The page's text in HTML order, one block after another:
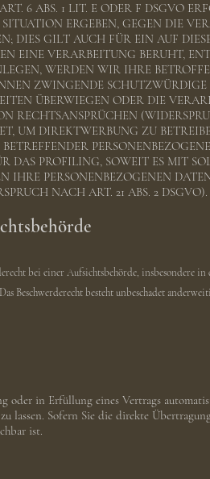
6 ABS. 1 LIT. E ODER F DSGVO
ERGEBEN, GEGEN DIE
DIES GILT AUCH FÜR EIN AUF
EINE VERARBEITUNG BERUHT,
WERDEN WIR IHRE
ZWINGENDE
ÜBERWIEGEN ODER DIE
UM DIREKTWERBUNG ZU
DAS PROFILING, SOWEIT ES MIT
IHRE PERSONENBEZOGENEN
NACH ART. 21 ABS. 2 DSGVO).
bei einer Aufsichtsbehörde, insbesondere
Beschwerderecht besteht unbeschadet
in Erfüllung eines Vertrags
lassen. Sofern Sie die direkte
ist.